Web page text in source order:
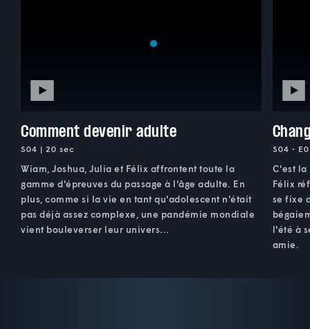
Comment devenir adulte
S04 | 20 sec
Wiam, Joshua, Julia et Félix affrontent toute la
gamme d'épreuves du passage à l'âge adulte. En
plus, comme si la vie en tant qu'adolescent n'était
pas déjà assez complexe, une pandémie mondiale
vient bouleverser leur univers...
S04 •
C'est la
Félix
se fixe
l'été à
amie.